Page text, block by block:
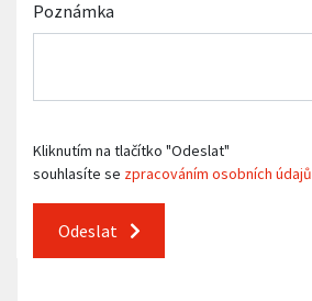
Poznámka
Kliknutím na tlačítko "Odeslat"
souhlasíte se zpracováním osobních údajů
Odeslat